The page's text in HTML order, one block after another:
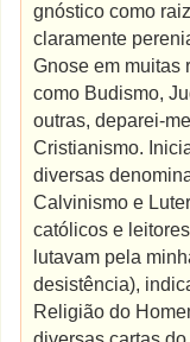
gnóstico como
claramente
Gnose em muitas
como Budismo,
outras, deparei-
Cristianismo.
diversas
Calvinismo e
católicos e
lutavam pela
desistência),
Religião do